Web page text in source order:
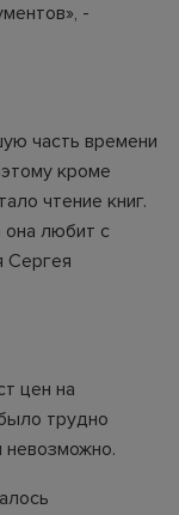
-
часть времени
кроме
чтение книг.
она любит с
Сергея
цен на
трудно
невозможно.